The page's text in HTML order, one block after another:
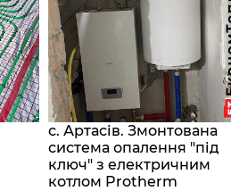
с. Артасів. Змонтована
система опалення "під
ключ" з електричним
котлом Protherm